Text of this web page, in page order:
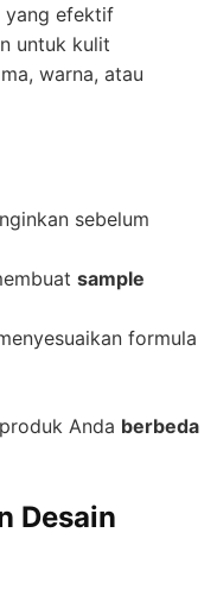
yang efektif
untuk kulit
warna, atau
sebelum
sample
formula
Anda berbeda
Desain